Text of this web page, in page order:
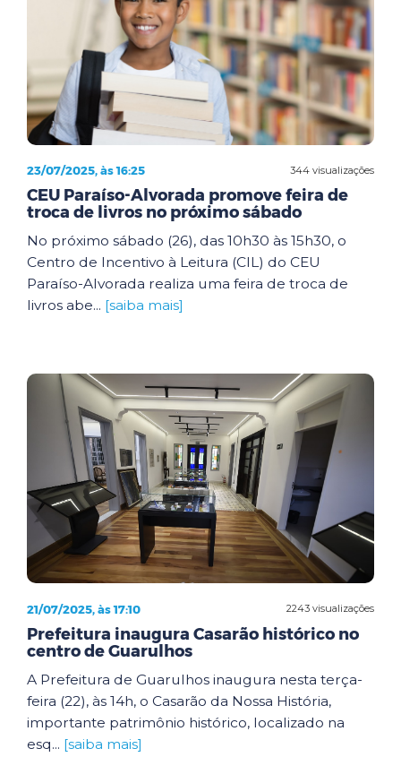
344 visualizações
23/07/2025, às 16:25
CEU Paraíso-Alvorada promove feira de
troca de livros no próximo sábado
No próximo sábado (26), das 10h30 às 15h30, o
Centro de Incentivo à Leitura (CIL) do CEU
Paraíso-Alvorada realiza uma feira de troca de
livros abe... [saiba mais]
2243 visualizações
21/07/2025, às 17:10
Prefeitura inaugura Casarão histórico no
centro de Guarulhos
A Prefeitura de Guarulhos inaugura nesta terça-
feira (22), às 14h, o Casarão da Nossa História,
importante patrimônio histórico, localizado na
esq... [saiba mais]